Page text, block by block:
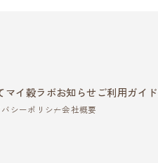
マイ穀ラボお知らせご利用ガイド
バシーポリシー会社概要